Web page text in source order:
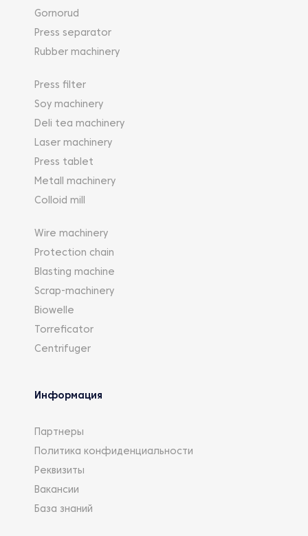
Gornorud
Press separator
Rubber machinery
Press filter
Soy machinery
Deli tea machinery
Laser machinery
Press tablet
Metall machinery
Colloid mill
Wire machinery
Protection chain
Blasting machine
Scrap-machinery
Biowelle
Torreficator
Centrifuger
Информация
Партнеры
Политика конфиденциальности
Реквизиты
Вакансии
База знаний